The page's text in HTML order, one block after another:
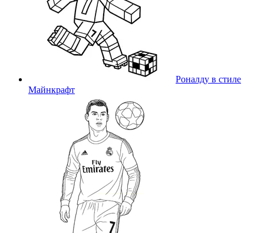
Роналду в стиле
Майнкрафт